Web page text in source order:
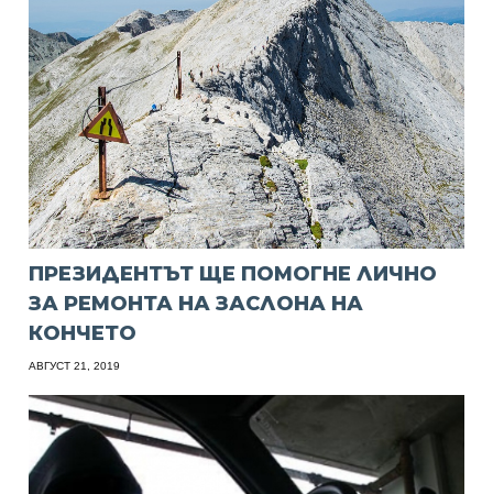
ПРЕЗИДЕНТЪТ ЩЕ ПОМОГНЕ ЛИЧНО
ЗА РЕМОНТА НА ЗАСЛОНА НА
КОНЧЕТО
АВГУСТ 21, 2019